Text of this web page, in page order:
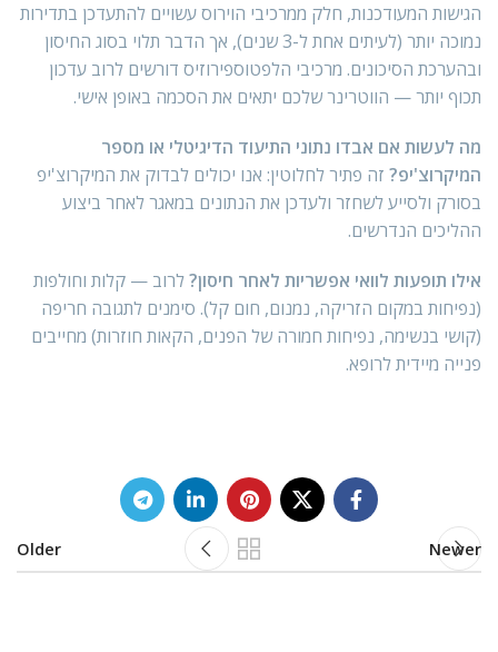
הגישות המעודכנות, חלק ממרכיבי הוירוס עשויים להתעדכן בתדירות
נמוכה יותר (לעיתים אחת ל-3 שנים), אך הדבר תלוי בסוג החיסון
ובהערכת הסיכונים. מרכיבי הלפטוספירוזיס דורשים לרוב עדכון
תכוף יותר — הווטרינר שלכם יתאים את הסכמה באופן אישי.
מה לעשות אם אבדו נתוני התיעוד הדיגיטלי או מספר
המיקרוצ'יפ? זה פתיר לחלוטין: אנו יכולים לבדוק את המיקרוצ'יפ
בסורק ולסייע לשחזר ולעדכן את הנתונים במאגר לאחר ביצוע
ההליכים הנדרשים.
אילו תופעות לוואי אפשריות לאחר חיסון?לרוב — קלות וחולפות
(נפיחות במקום הזריקה, נמנום, חום קל). סימנים לתגובה חריפה
(קושי בנשימה, נפיחות חמורה של הפנים, הקאות חוזרות) מחייבים
פנייה מיידית לרופא.
Newer
Older